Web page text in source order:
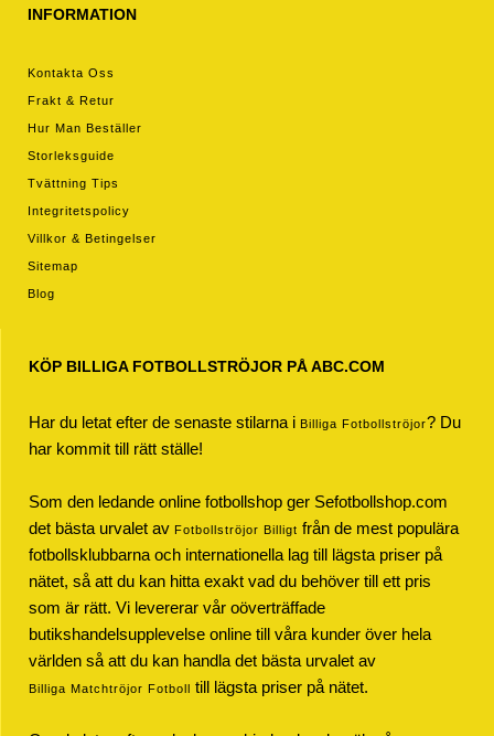
INFORMATION
Kontakta Oss
Frakt & Retur
Hur Man Beställer
Storleksguide
Tvättning Tips
Integritetspolicy
Villkor & Betingelser
Sitemap
Blog
KÖP BILLIGA FOTBOLLSTRÖJOR PÅ ABC.COM
Har du letat efter de senaste stilarna i Billiga Fotbollströjor? Du
har kommit till rätt ställe!
Som den ledande online fotbollshop ger Sefotbollshop.com
det bästa urvalet av Fotbollströjor Billigt från de mest populära
fotbollsklubbarna och internationella lag till lägsta priser på
nätet, så att du kan hitta exakt vad du behöver till ett pris
som är rätt. Vi levererar vår oöverträffade
butikshandelsupplevelse online till våra kunder över hela
världen så att du kan handla det bästa urvalet av
Billiga Matchtröjor Fotboll till lägsta priser på nätet.